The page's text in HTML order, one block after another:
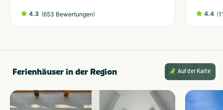
4.3 (653 Bewertungen) 4.4 (
Ferienhäuser in der Region Auf der Karte